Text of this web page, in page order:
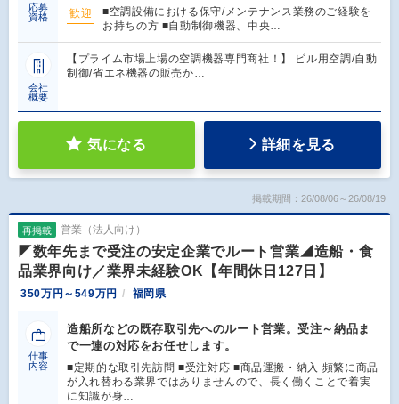
応募
資格
歓迎
■空調設備における保守/メンテナンス業務のご経験を
お持ちの方 ■自動制御機器、中央…
会社
概要
【プライム市場上場の空調機器専門商社！】 ビル用空調/自動
制御/省エネ機器の販売か…
気になる 詳細を見る
掲載期間：26/08/06～26/08/19
再掲載 営業（法人向け）
◤数年先まで受注の安定企業でルート営業◢造船・食
品業界向け／業界未経験OK【年間休日127日】
350万円～549万円 福岡県
仕事
内容
造船所などの既存取引先へのルート営業。受注～納品ま
で一連の対応をお任せします。
■定期的な取引先訪問 ■受注対応 ■商品運搬・納入 頻繁に商品
が入れ替わる業界ではありませんので、長く働くことで着実
に知識が身…